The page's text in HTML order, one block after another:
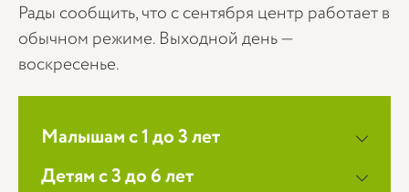
Малышам с 1 до 3 лет
Детям с 3 до 6 лет
Рады сообщить, что с сентября центр работает в
обычном режиме. Выходной день —
воскресенье.